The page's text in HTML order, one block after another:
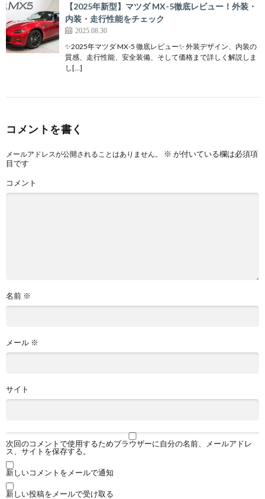
【2025年新型】マツダ MX-5徹底レビュー！外装・
内装・走行性能をチェック
2025.08.30
✨2025年マツダ MX-5 徹底レビュー✨ 外装デザイン、内装の
質感、走行性能、安全装備、そして価格まで詳しく解説しま
し[…]
コメントを書く
メールアドレスが公開されることはありません。 ※ が付いている欄は必須項
目です
コメント
名前 ※
メール ※
サイト
次回のコメントで使用するためブラウザーに自分の名前、メールアドレ
ス、サイトを保存する。
新しいコメントをメールで通知
新しい投稿をメールで受け取る